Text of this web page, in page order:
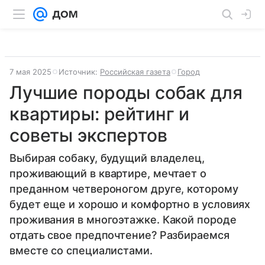
7 мая 2025 Источник: Российская газета Город
Лучшие породы собак для
квартиры: рейтинг и
советы экспертов
Выбирая собаку, будущий владелец,
проживающий в квартире, мечтает о
преданном четвероногом друге, которому
будет еще и хорошо и комфортно в условиях
проживания в многоэтажке. Какой породе
отдать свое предпочтение? Разбираемся
вместе со специалистами.